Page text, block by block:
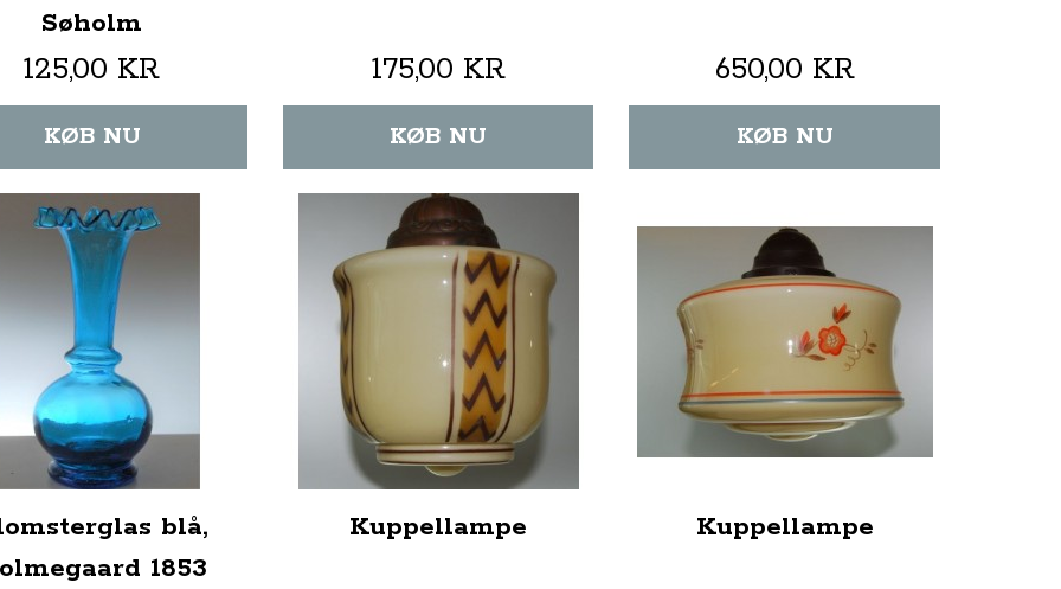
Søholm
125,00 KR
KØB NU
175,00 KR
KØB NU
650,00 KR
KØB NU
blå,
1853
Kuppellampe Kuppellampe